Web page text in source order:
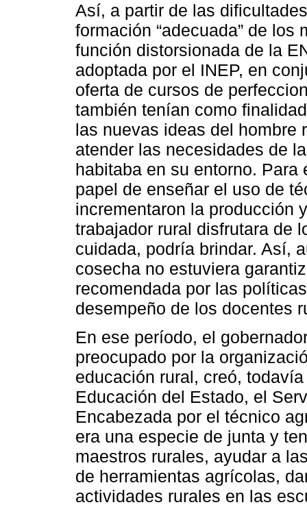
Así, a partir de las
formación “adecuada” de
función distorsionada de la
adoptada por el INEP, en
oferta de cursos de
también tenían como
las nuevas ideas del hombre
atender las necesidades de
habitaba en su entorno.
papel de enseñar el uso de
incrementaron la producción
trabajador rural disfrutara de
cuidada, podría brindar. Así,
cosecha no estuviera
recomendada por las
desempeño de los docentes
En ese período, el
preocupado por la
educación rural, creó,
Educación del Estado, el
Encabezada por el técnico
era una especie de junta y
maestros rurales, ayudar a
de herramientas agrícolas,
actividades rurales en las